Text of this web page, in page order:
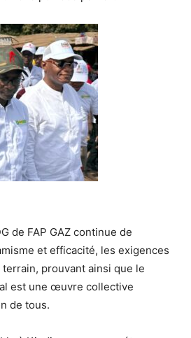
de FAP GAZ continue de
et efficacité, les exigences
terrain, prouvant ainsi que le
est une œuvre collective
de tous.